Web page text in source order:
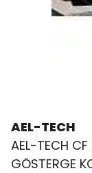
AEL-TECH
AEL-TECH
GÖSTERGE